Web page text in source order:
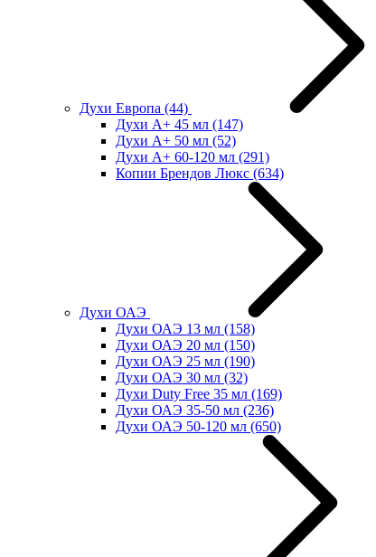
Духи Европа (44)
Духи А+ 45 мл (147)
Духи А+ 50 мл (52)
Духи А+ 60-120 мл (291)
Копии Брендов Люкс (634)
Духи ОАЭ
Духи ОАЭ 13 мл (158)
Духи ОАЭ 20 мл (150)
Духи ОАЭ 25 мл (190)
Духи ОАЭ 30 мл (32)
Духи Duty Free 35 мл (169)
Духи ОАЭ 35-50 мл (236)
Духи ОАЭ 50-120 мл (650)